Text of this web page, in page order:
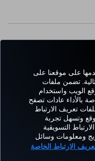
على موقعنا على
تضمن ملفات
الويب واستخدام
بالأداء عادات تصفح
تعريف الارتباط
وتسهل تجربة
التسويقية
ومعلومات وسائل
الارتباط الخاصة
تيك توك
Blog
Pinterest
CORPORATE
CLUB